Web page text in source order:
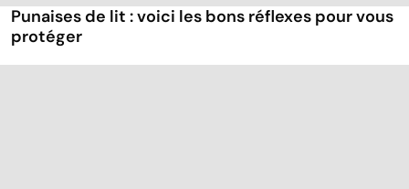
Punaises de lit : voici les bons réflexes pour vous
protéger